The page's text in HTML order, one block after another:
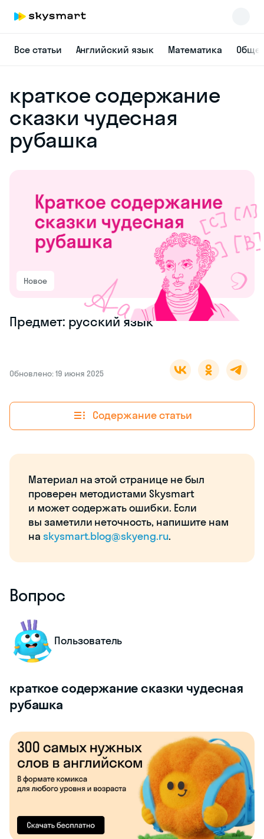
Все статьи Английский язык Математика
краткое содержание
сказки чудесная
рубашка
Новое
Предмет: русский язык
Обновлено: 19 июня 2025
Содержание статьи
Материал на этой странице не был
проверен методистами Skysmart
и может содержать ошибки. Если
вы заметили неточность, напишите нам
на skysmart.blog@skyeng.ru.
Вопрос
Пользователь
краткое содержание сказки чудесная
рубашка